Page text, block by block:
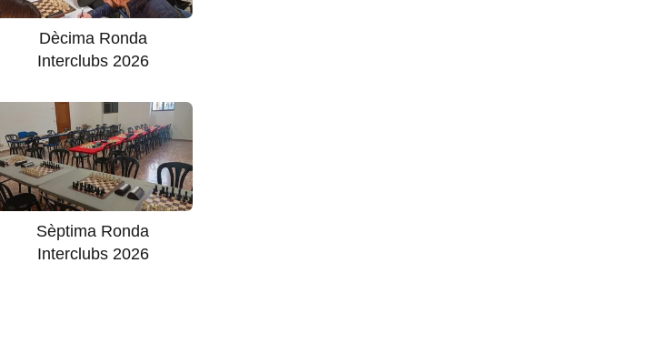
Dècima Ronda
Interclubs 2026
Sèptima Ronda
Interclubs 2026